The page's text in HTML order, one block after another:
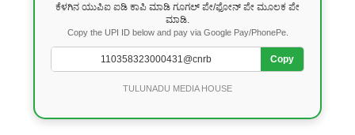
ಕೆಳಗಿನ ಯುಪಿಐ ಐಡಿ ಕಾಪಿ ಮಾಡಿ ಗೂಗಲ್ ಪೇ/ಫೋನ್ ಪೇ ಮೂಲಕ ಪೇ
ಮಾಡಿ.
Copy the UPI ID below and pay via Google Pay/PhonePe.
Copy
TULUNADU MEDIA HOUSE